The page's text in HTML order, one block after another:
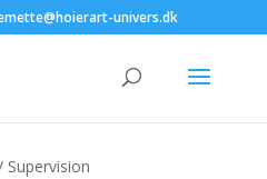
univers.dk